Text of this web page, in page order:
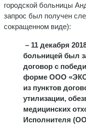
городской больницы
запрос был получен
сокращенном виде):
– 11 декабря
больницей был
договор с
форме ООО «ЭКО
из пунктов
утилизации,
медицинских
Исполнителя